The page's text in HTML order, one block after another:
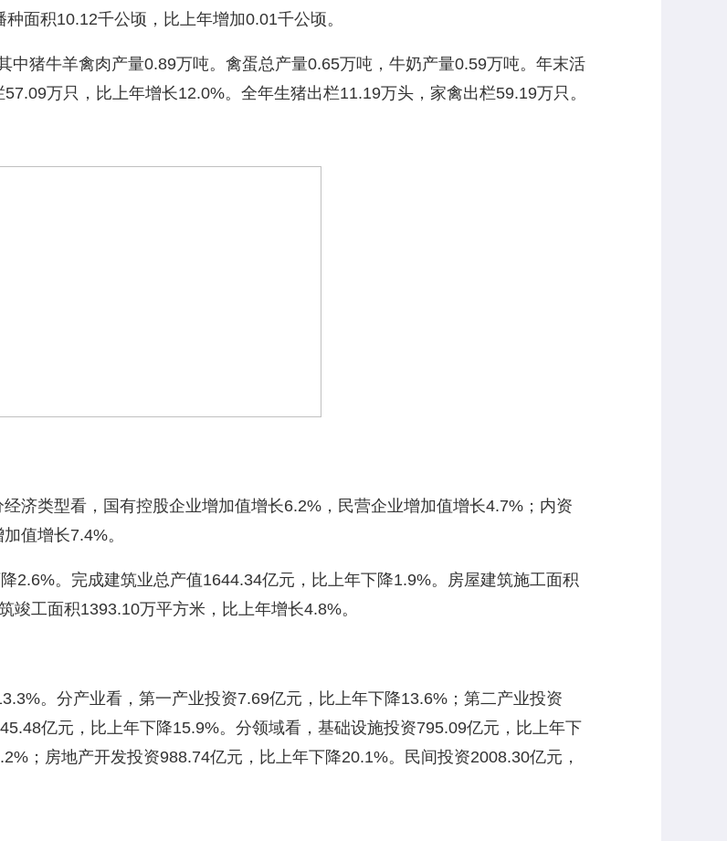
面积10.12千公顷，比上年增加0.01千公顷。
猪牛羊禽肉产量0.89万吨。禽蛋总产量0.65万吨，牛奶产量0.59万吨。年末活
万只，比上年增长12.0%。全年生猪出栏11.19万头，家禽出栏59.19万只。
类型看，国有控股企业增加值增长6.2%，民营企业增加值增长4.7%；内资
值增长7.4%。
。完成建筑业总产值1644.34亿元，比上年下降1.9%。房屋建筑施工面积
工面积1393.10万平方米，比上年增长4.8%。
。分产业看，第一产业投资7.69亿元，比上年下降13.6%；第二产业投资
亿元，比上年下降15.9%。分领域看，基础设施投资795.09亿元，比上年下
；房地产开发投资988.74亿元，比上年下降20.1%。民间投资2008.30亿元，